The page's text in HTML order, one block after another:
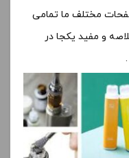
مختلف ما تمامی
و مفید یکجا در